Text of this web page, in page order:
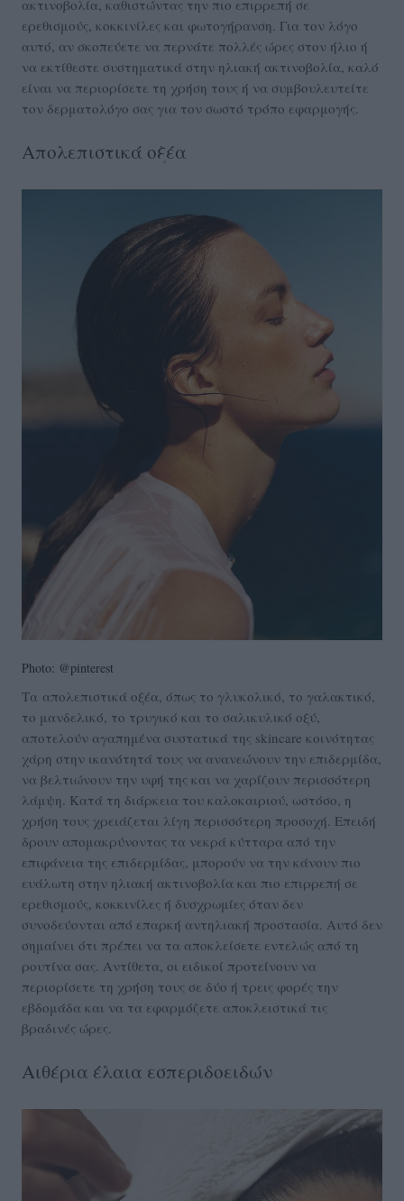
ακτινοβολία, καθιστώντας την πιο επιρρεπή σε
ερεθισμούς, κοκκινίλες και φωτογήρανση. Για τον λόγο
αυτό, αν σκοπεύετε να περνάτε πολλές ώρες στον ήλιο ή
να εκτίθεστε συστηματικά στην ηλιακή ακτινοβολία, καλό
είναι να περιορίσετε τη χρήση τους ή να συμβουλευτείτε
τον δερματολόγο σας για τον σωστό τρόπο εφαρμογής.
Απολεπιστικά οξέα
Photo: @pinterest
Τα απολεπιστικά οξέα, όπως το γλυκολικό, το γαλακτικό,
το μανδελικό, το τρυγικό και το σαλικυλικό οξύ,
αποτελούν αγαπημένα συστατικά της skincare κοινότητας
χάρη στην ικανότητά τους να ανανεώνουν την επιδερμίδα,
να βελτιώνουν την υφή της και να χαρίζουν περισσότερη
λάμψη. Κατά τη διάρκεια του καλοκαιριού, ωστόσο, η
χρήση τους χρειάζεται λίγη περισσότερη προσοχή. Επειδή
δρουν απομακρύνοντας τα νεκρά κύτταρα από την
επιφάνεια της επιδερμίδας, μπορούν να την κάνουν πιο
ευάλωτη στην ηλιακή ακτινοβολία και πιο επιρρεπή σε
ερεθισμούς, κοκκινίλες ή δυσχρωμίες όταν δεν
συνοδεύονται από επαρκή αντηλιακή προστασία. Αυτό δεν
σημαίνει ότι πρέπει να τα αποκλείσετε εντελώς από τη
ρουτίνα σας. Αντίθετα, οι ειδικοί προτείνουν να
περιορίσετε τη χρήση τους σε δύο ή τρεις φορές την
εβδομάδα και να τα εφαρμόζετε αποκλειστικά τις
βραδινές ώρες.
Αιθέρια έλαια εσπεριδοειδών